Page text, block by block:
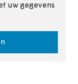
uw gegevens